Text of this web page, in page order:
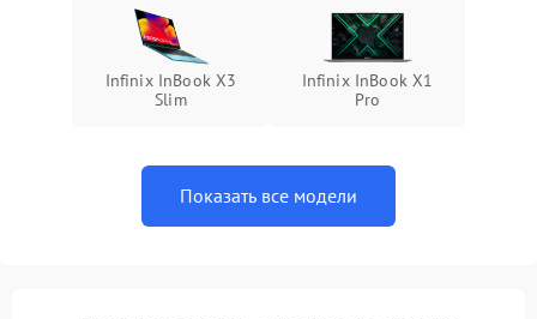
Infinix InBook X3
Slim
Infinix InBook X1
Pro
Показать все модели